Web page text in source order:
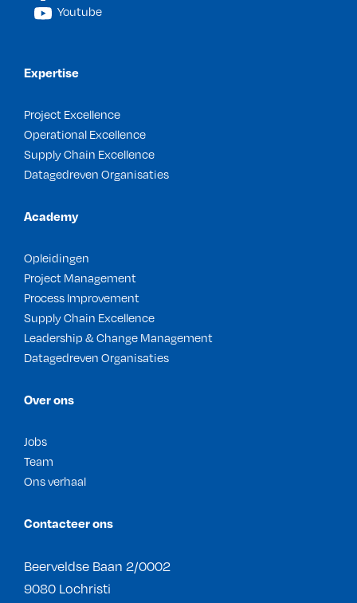
Youtube
Expertise
Project Excellence
Operational Excellence
Supply Chain Excellence
Datagedreven Organisaties
Academy
Opleidingen
Project Management
Process Improvement
Supply Chain Excellence
Leadership & Change Management
Datagedreven Organisaties
Over ons
Jobs
Team
Ons verhaal
Contacteer ons
Beerveldse Baan 2/0002
9080 Lochristi